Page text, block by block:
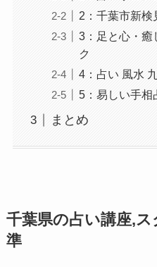
2：千葉市新
3：足と心・
ク
4：占い 風水
5：易しい手相
まとめ
千葉県の占い講座,
準